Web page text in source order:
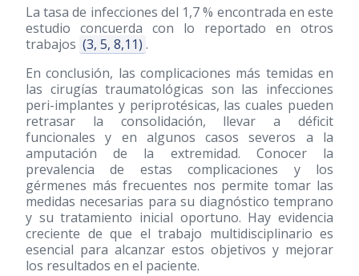
La tasa de infecciones del 1,7 % encontrada en este
estudio concuerda con lo reportado en otros
trabajos (3, 5, 8,11) .
En conclusión, las complicaciones más temidas en
las cirugías traumatológicas son las infecciones
peri-implantes y periprotésicas, las cuales pueden
retrasar la consolidación, llevar a déficit
funcionales y en algunos casos severos a la
amputación de la extremidad. Conocer la
prevalencia de estas complicaciones y los
gérmenes más frecuentes nos permite tomar las
medidas necesarias para su diagnóstico temprano
y su tratamiento inicial oportuno. Hay evidencia
creciente de que el trabajo multidisciplinario es
esencial para alcanzar estos objetivos y mejorar
los resultados en el paciente.